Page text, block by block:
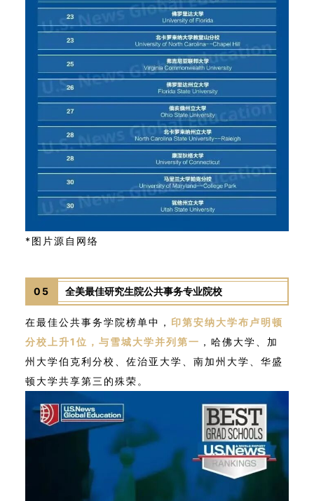
*图片源自网络
05 全美最佳研究生院公共事务专业院校
在最佳公共事务学院榜单中， 印第安纳大学布卢明顿
分校上升1位，与雪城大学并列第一 ，哈佛大学、加
州大学伯克利分校、佐治亚大学、南加州大学、华盛
顿大学共享第三的殊荣。